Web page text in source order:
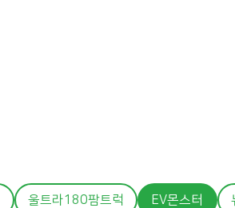
울트라180팜트럭 EV몬스터